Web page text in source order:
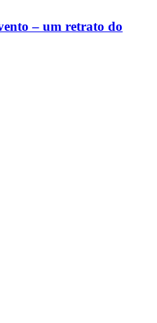
– um retrato do